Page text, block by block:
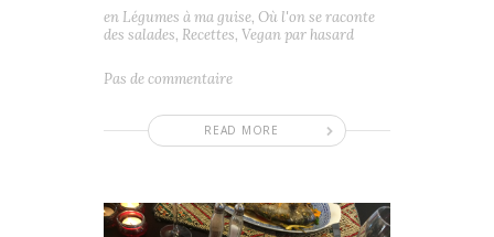
READ MORE
en Légumes à ma guise, Où l'on se raconte
des salades, Recettes, Vegan par hasard
Pas de commentaire